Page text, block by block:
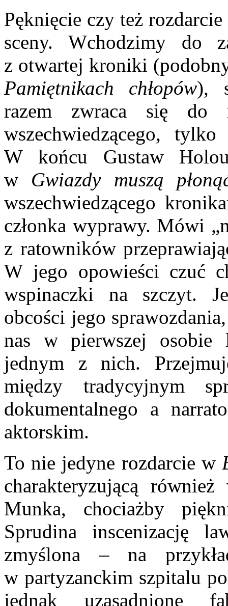
Pęknięcie czy też
sceny. Wchodzimy do
z otwartej kroniki
Pamiętnikach chłopów),
razem zwraca się do
wszechwiedzącego,
W końcu Gustaw
w Gwiazdy muszą
wszechwiedzącego
członka wyprawy. Mówi
z ratowników
W jego opowieści czuć
wspinaczki na szczyt.
obcości jego
nas w pierwszej
jednym z nich.
między tradycyjnym
dokumentalnego a
aktorskim.
To nie jedyne rozdarcie w
charakteryzującą
Munka, chociażby
Sprudina inscenizację
zmyślona – na
w partyzanckim szpitalu
jednak uzasadnione